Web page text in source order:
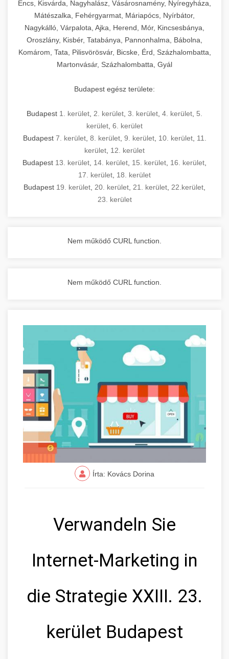
Encs, Kisvárda, Nagyhalász, Vásárosnamény, Nyíregyháza,
Mátészalka, Fehérgyarmat, Máriapócs, Nyírbátor,
Nagykálló, Várpalota, Ajka, Herend, Mór, Kincsesbánya,
Oroszlány, Kisbér, Tatabánya, Pannonhalma, Bábolna,
Komárom, Tata, Pilisvörösvár, Bicske, Érd, Százhalombatta,
Martonvásár, Százhalombatta, Gyál
Budapest egész területe:
Budapest 1. kerület 2. kerület 3. kerület 4. kerület 5.
kerület 6. kerület
Budapest 7. kerület, 8. kerület, 9. kerület, 10. kerület, 11.
kerület 12. kerület
Budapest 13. kerület 14. kerület 15. kerület 16. kerület
17. kerület 18. kerület
Budapest 19. kerület 20. kerület 21. kerület 22.kerület
23. kerület
Nem működő CURL function.
Nem működő CURL function.
Írta: Kovács Dorina
Verwandeln Sie
Internet-Marketing in
die Strategie XXIII. 23.
kerület Budapest